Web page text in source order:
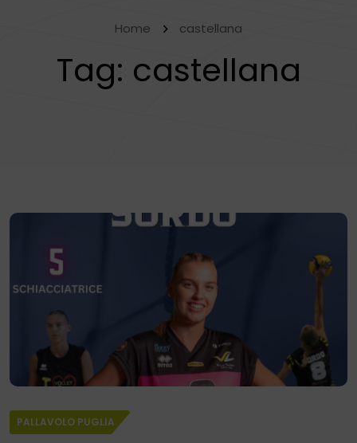
Home castellana
Tag: castellana
PALLAVOLO PUGLIA